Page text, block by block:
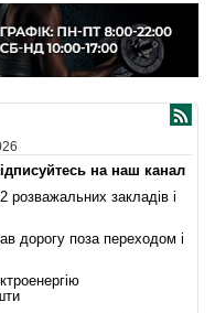
на наш канал
розважальних закладів і
дорогу поза переходом і